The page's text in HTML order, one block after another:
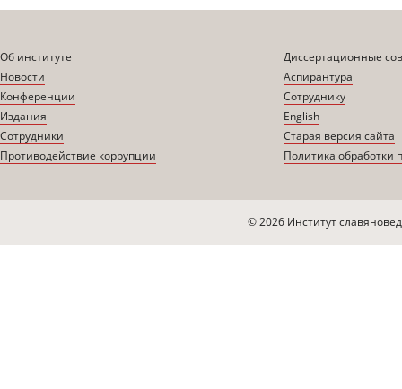
Об институте
Новости
Конференции
Издания
Сотрудники
Противодействие коррупции
Диссертационные
Аспирантура
Сотруднику
English
Старая версия сайта
Политика обработки
© 2026 Институт